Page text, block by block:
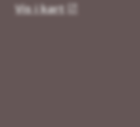
Vis i kart